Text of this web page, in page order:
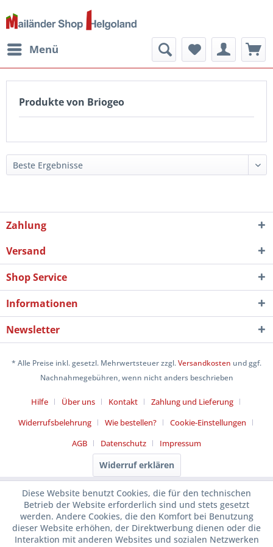
Menü
Produkte von Briogeo
Zahlung
Versand
Shop Service
Informationen
Newsletter
* Alle Preise inkl. gesetzl. Mehrwertsteuer zzgl.Versandkosten und ggf.
Nachnahmegebühren, wenn nicht anders beschrieben
Hilfe Über uns Kontakt
Zahlung und Lieferung
Widerrufsbelehrung
Wie bestellen?
Cookie-Einstellungen
AGB
Datenschutz Impressum
Widerruf erklären
Diese Website benutzt Cookies, die für den technischen
Betrieb der Website erforderlich sind und stets gesetzt
werden. Andere Cookies, die den Komfort bei Benutzung
dieser Website erhöhen, der Direktwerbung dienen oder die
Interaktion mit anderen Websites und sozialen Netzwerken